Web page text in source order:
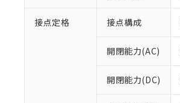
接点定格 接点構成
開閉能力(AC)
開閉能力(DC)